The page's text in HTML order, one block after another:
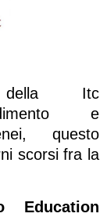
della Itc
e
questo
scorsi fra la
Education